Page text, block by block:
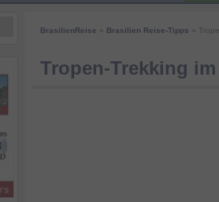
BrasilienReise Brasilien Reise-Tipps »
Tropen-Trekking